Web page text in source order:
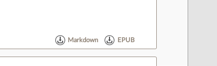
Markdown EPUB